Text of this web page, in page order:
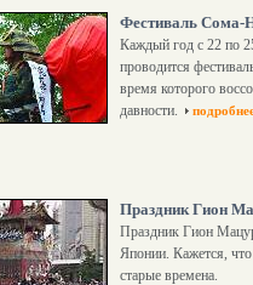
Фестиваль Сома-
Каждый год с 22 по
проводится
время которого
давности.
Праздник Гион
Праздник Гион
Японии. Кажется,
старые времена.